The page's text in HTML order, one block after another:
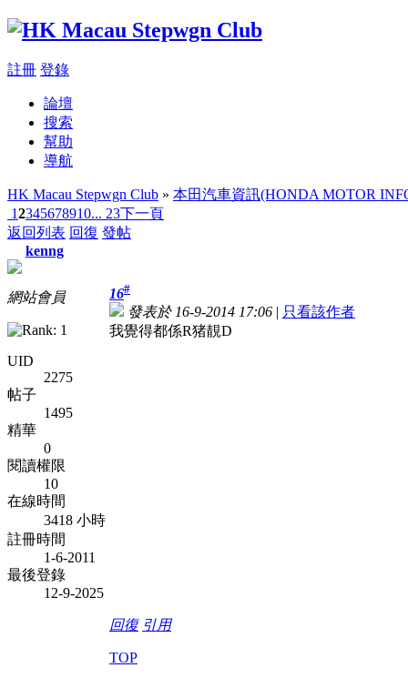
註冊 登錄
論壇
搜索
幫助
導航
HK Macau Stepwgn Club » 本田汽車資訊(HONDA MOTOR
12345678910... 23下一頁
返回列表 回復 發帖
kenng
網站會員
UID
2275
帖子
1495
精華
0
閱讀權限
10
在線時間
3418 小時
註冊時間
1-6-2011
最後登錄
12-9-2025
16#
發表於 16-9-2014 17:06 | 只看該作者
我覺得都係R猪靚D
回復 引用
TOP